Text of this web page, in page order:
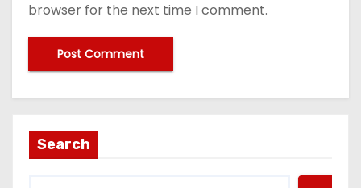
browser for the next time I comment.
Search